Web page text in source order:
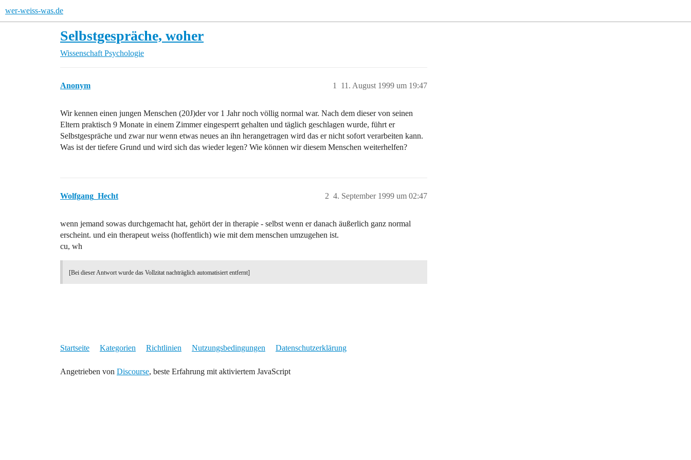
wer-weiss-was.de
Selbstgespräche, woher
Wissenschaft Psychologie
Anonym 11. August 1999 um 19:47
1
Wir kennen einen jungen Menschen (20J)der vor 1 Jahr noch völlig normal war. Nach dem dieser von seinen
Eltern praktisch 9 Monate in einem Zimmer eingesperrt gehalten und täglich geschlagen wurde, führt er
Selbstgespräche und zwar nur wenn etwas neues an ihn herangetragen wird das er nicht sofort verarbeiten kann.
Was ist der tiefere Grund und wird sich das wieder legen? Wie können wir diesem Menschen weiterhelfen?
Wolfgang_Hecht 4. September 1999 um 02:47
2
wenn jemand sowas durchgemacht hat, gehört der in therapie - selbst wenn er danach äußerlich ganz normal
erscheint. und ein therapeut weiss (hoffentlich) wie mit dem menschen umzugehen ist.
cu, wh
[Bei dieser Antwort wurde das Vollzitat nachträglich automatisiert entfernt]
Startseite Kategorien Richtlinien Nutzungsbedingungen Datenschutzerklärung
Angetrieben von Discourse, beste Erfahrung mit aktiviertem JavaScript